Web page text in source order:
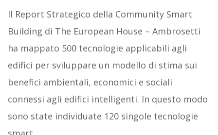
Il Report Strategico della Community Smart
Building di The European House – Ambrosetti
ha mappato 500 tecnologie applicabili agli
edifici per sviluppare un modello di stima sui
benefici ambientali, economici e sociali
connessi agli edifici intelligenti. In questo modo
sono state individuate 120 singole tecnologie